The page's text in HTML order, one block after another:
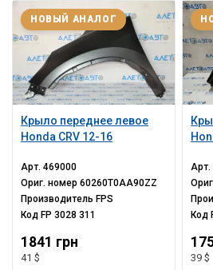
Крыло переднее левое
Honda CRV 12-16
НОВЫЙ АНАЛОГ
Арт.469000
Ориг. номер60260T0AA90ZZ
Производитель FPS
Код FP 3028 311
1841 грн
41 $
Арт.
Код
39 $